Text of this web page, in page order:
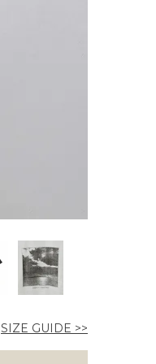
SIZE GUIDE >>